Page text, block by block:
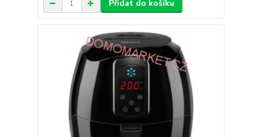
Přidat do košíku